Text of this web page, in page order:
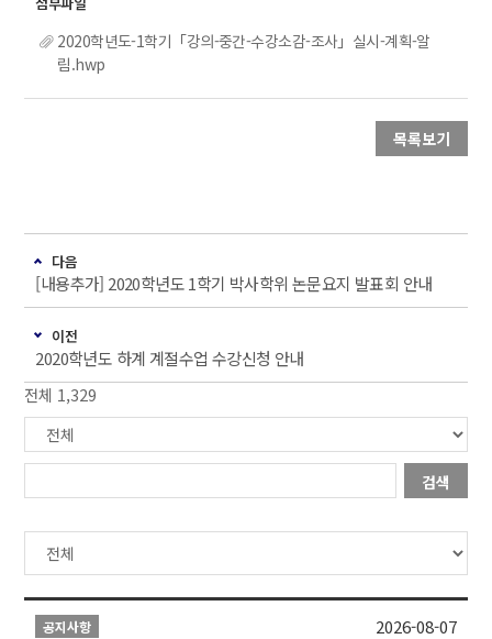
2020학년도-1학기「강의-중간-수강소감-조사」실시-계획-알
림.hwp
목록보기
다음
[내용추가] 2020학년도 1학기 박사학위 논문요지 발표회 안내
이전
2020학년도 하계 계절수업 수강신청 안내
전체 1,329
검색
공지사항 2026-08-07